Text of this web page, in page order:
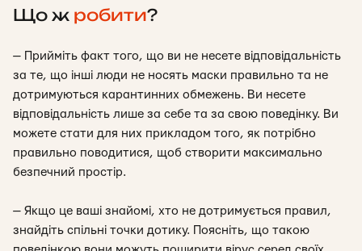
Що ж робити?
— Прийміть факт того, що ви не несете відповідальність
за те, що інші люди не носять маски правильно та не
дотримуються карантинних обмежень. Ви несете
відповідальність лише за себе та за свою поведінку. Ви
можете стати для них прикладом того, як потрібно
правильно поводитися, щоб створити максимально
безпечний простір.
— Якщо це ваші знайомі, хто не дотримується правил,
знайдіть спільні точки дотику. Поясніть, що такою